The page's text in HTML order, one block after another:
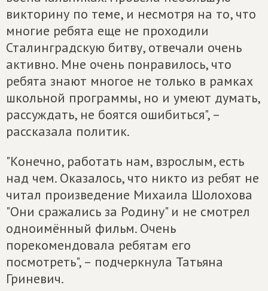
викторину по теме, и несмотря на то, что
многие ребята еще не проходили
Сталинградскую битву, отвечали очень
активно. Мне очень понравилось, что
ребята знают многое не только в рамках
школьной программы, но и умеют думать,
рассуждать, не боятся ошибиться", –
рассказала политик.
"Конечно, работать нам, взрослым, есть
над чем. Оказалось, что никто из ребят не
читал произведение Михаила Шолохова
"Они сражались за Родину" и не смотрел
одноимённый фильм. Очень
порекомендовала ребятам его
посмотреть", – подчеркнула Татьяна
Гриневич.